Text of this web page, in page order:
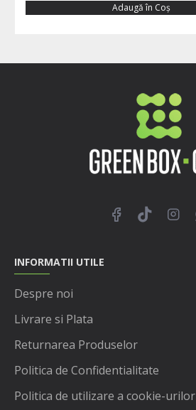
Adaugă în Coş
INFORMATII UTILE
Despre noi
Livrare si Plata
Returnarea Produselor
Politica de Confidentialitate
Politica de utilizare a cookie-urilor